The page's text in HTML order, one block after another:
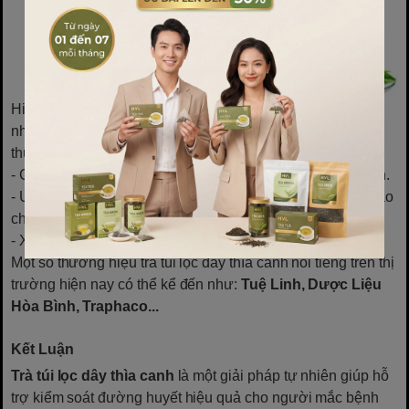
Hiện nay, trà túi lọc dây thìa canh được bán rộng rãi tại
nhiều cửa hàng, nhà thuốc Đông y, siêu thị và các trang
thương mại điện tử. Khi mua hàng, cần lưu ý:
- Chọn sản phẩm có nguồn gốc rõ ràng, thương hiệu uy tín.
- Ưu tiên mua từ các nhà phân phối chính hãng để đảm bảo
chất lượng.
- Xem kỹ hạn sử dụng và thành phần sản phẩm.
Một số thương hiệu trà túi lọc dây thìa canh nổi tiếng trên thị
trường hiện nay có thể kể đến như:Tuệ Linh, Dược Liệu
Hòa Bình, Traphaco...
Kết Luận
Trà túi lọc dây thìa canh là một giải pháp tự nhiên giúp hỗ
trợ kiểm soát đường huyết hiệu quả cho người mắc bệnh